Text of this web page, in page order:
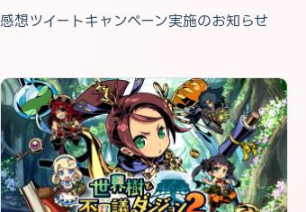
感想ツイートキャンペーン実施のお知らせ